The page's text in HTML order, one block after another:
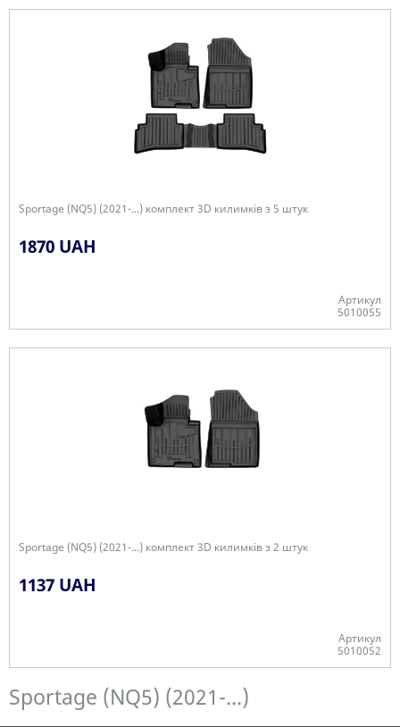
Sportage (NQ5) (2021-...) комплект 3D килимків з 5 штук
1870 UAH
Артикул
5010055
Sportage (NQ5) (2021-...) комплект 3D килимків з 2 штук
1137 UAH
Артикул
5010052
Sportage (NQ5) (2021-...)